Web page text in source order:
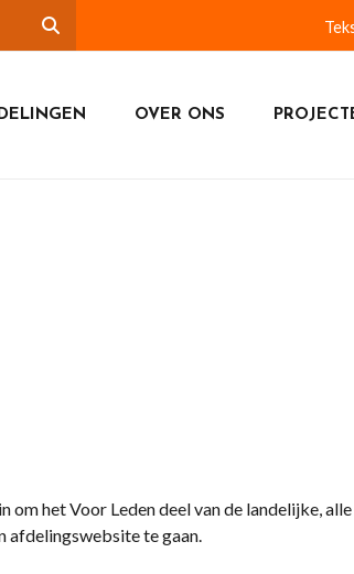
OVER ONS
het Voor Leden deel van de landelijke, alle
afdelingswebsite te gaan.